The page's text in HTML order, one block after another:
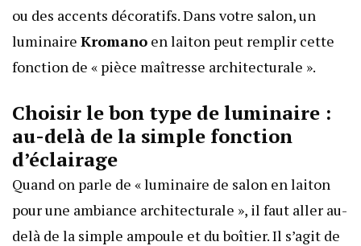
ou des accents décoratifs. Dans votre salon, un
luminaire Kromano en laiton peut remplir cette
fonction de « pièce maîtresse architecturale ».
Choisir le bon type de luminaire :
au-delà de la simple fonction
d’éclairage
Quand on parle de « luminaire de salon en laiton
pour une ambiance architecturale », il faut aller au-
delà de la simple ampoule et du boîtier. Il s’agit de